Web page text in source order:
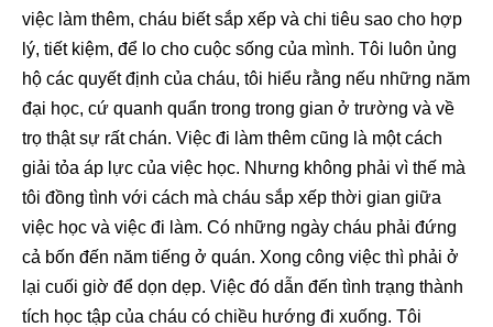
việc làm thêm, cháu biết sắp xếp và chi tiêu sao cho hợp
lý, tiết kiệm, để lo cho cuộc sống của mình. Tôi luôn ủng
hộ các quyết định của cháu, tôi hiểu rằng nếu những năm
đại học, cứ quanh quẩn trong trong gian ở trường và về
trọ thật sự rất chán. Việc đi làm thêm cũng là một cách
giải tỏa áp lực của việc học. Nhưng không phải vì thế mà
tôi đồng tình với cách mà cháu sắp xếp thời gian giữa
việc học và việc đi làm. Có những ngày cháu phải đứng
cả bốn đến năm tiếng ở quán. Xong công việc thì phải ở
lại cuối giờ để dọn dẹp. Việc đó dẫn đến tình trạng thành
tích học tập của cháu có chiều hướng đi xuống. Tôi